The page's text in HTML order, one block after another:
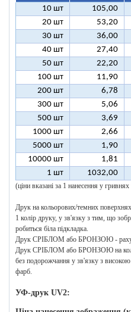
10 шт
105,00
20 шт
53,20
30 шт
36,00
40 шт
27,40
50 шт
22,20
100 шт
11,90
200 шт
6,78
300 шт
5,06
500 шт
3,69
1000 шт
2,66
5000 шт
1,90
10000 шт
1,81
1 шт
1032,00
(ціни вказані за 1 нанесення у
Друк на кольорових/темних
1 колір друку, у зв'язку з тим, що
робиться біла підкладка.
Друк СРІБЛОМ або БРОНЗОЮ -
Друк СРІБЛОМ або БРОНЗОЮ на
без подорожчання у зв'язку з
фарб.
УФ-друк UV2: